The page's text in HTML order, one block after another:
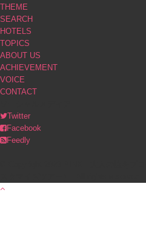
THEME
SEARCH
HOTELS
TOPICS
ABOUT US
ACHIEVEMENT
VOICE
CONTACT
Twitter
Facebook
Feedly